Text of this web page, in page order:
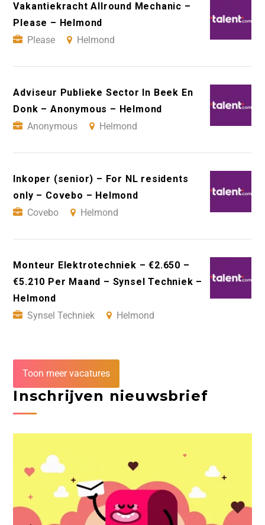
Vakantiekracht Allround Mechanic –
Please – Helmond
Please
Helmond
Adviseur Publieke Sector In Beek En
Donk – Anonymous – Helmond
Anonymous
Helmond
Inkoper (senior) – For NL residents
only – Covebo – Helmond
Covebo
Helmond
Monteur Elektrotechniek – €2.650 –
€5.210 Per Maand – Synsel Techniek –
Helmond
Synsel Techniek
Helmond
Toon meer vacatures
Inschrijven nieuwsbrief